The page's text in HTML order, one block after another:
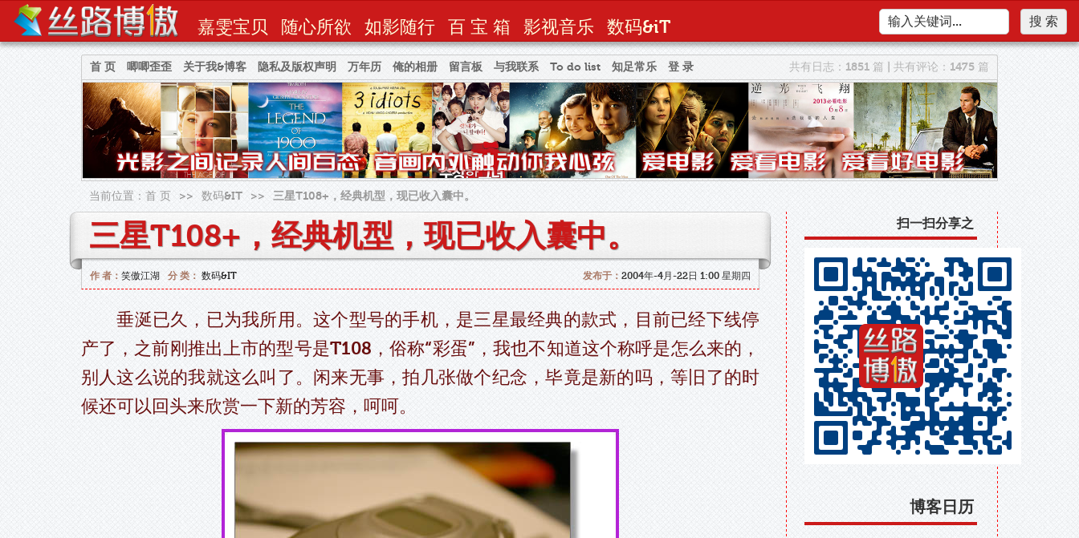
嘉雯宝贝 随心所欲 如影随行 百 宝 箱 影视音乐 数码&iT
首 页 唧唧歪歪 关于我&博客 隐私及版权声明 万年历 俺的相册 留言板 与我联系 To do list 知足常乐 登 录 共有日志：1851 篇 |共有评论：1475 篇
当前位置： 首 页 >> 数码&IT >> 三星T108+，经典机型，现已收入囊中。
三星T108+，经典机型，现已收入囊中。
作 者： 笑傲江湖 分 类： 数码&IT 发布于：2004年-4月-22日 1:00 星期四
垂涎已久，已为我所用。这个型号的手机，是三星最经典的款式，目前已经下线停
产了，之前刚推出上市的型号是T108，俗称“彩蛋”，我也不知道这个称呼是怎么来的，
别人这么说的我就这么叫了。闲来无事，拍几张做个纪念，毕竟是新的吗，等旧了的时
候还可以回头来欣赏一下新的芳容，呵呵。
扫一扫分享之
博客日历